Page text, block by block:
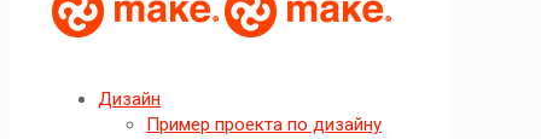
Дизайн
Пример проекта по дизайну